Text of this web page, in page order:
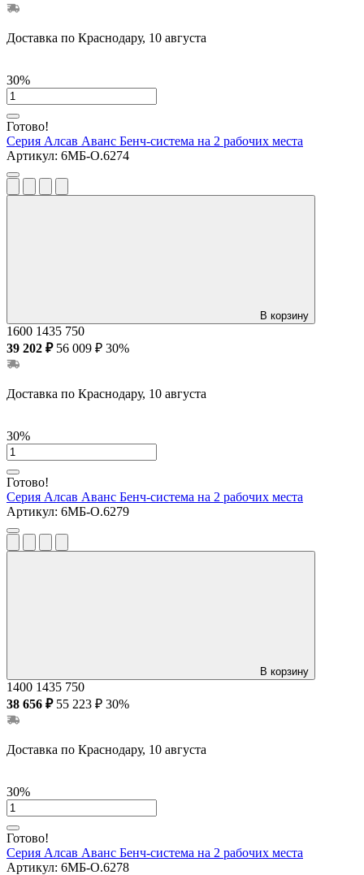
Доставка по Краснодару, 10 августа
30%
Готово!
Серия Алсав Аванс Бенч-система на 2 рабочих места
Артикул: 6МБ-О.6274
В корзину
1600 1435 750
39 202 ₽ 56 009 ₽ 30%
Доставка по Краснодару, 10 августа
30%
Готово!
Серия Алсав Аванс Бенч-система на 2 рабочих места
Артикул: 6МБ-О.6279
В корзину
1400 1435 750
38 656 ₽ 55 223 ₽ 30%
Доставка по Краснодару, 10 августа
30%
Готово!
Серия Алсав Аванс Бенч-система на 2 рабочих места
Артикул: 6МБ-О.6278